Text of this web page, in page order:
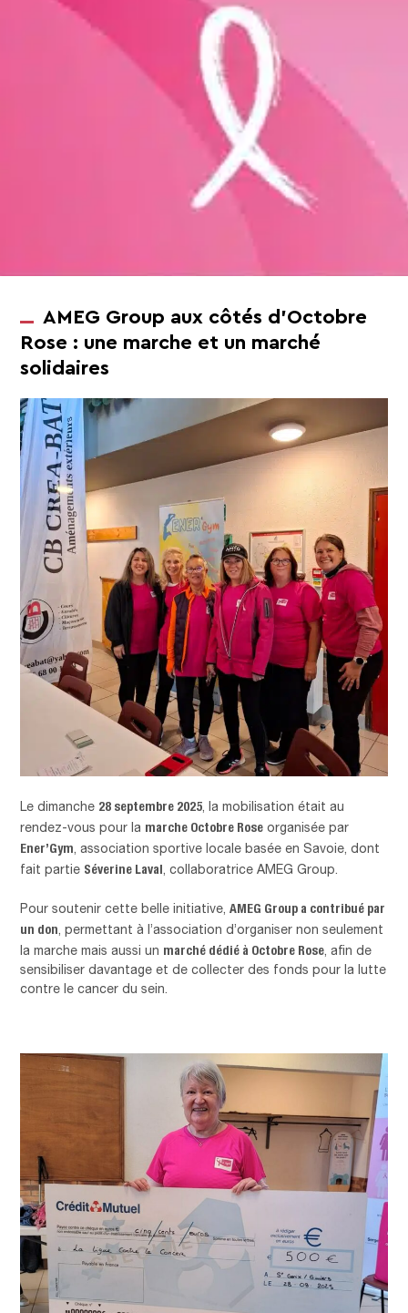
AMEG Group aux côtés d’Octobre
Rose : une marche et un marché
solidaires
Le dimanche 28 septembre 2025 , la mobilisation était au
rendez-vous pour la marche Octobre Rose organisée par
Ener’Gym , association sportive locale basée en Savoie, dont
fait partie Séverine Laval , collaboratrice AMEG Group.
Pour soutenir cette belle initiative,AMEG Group a contribué par
un don , permettant à l’association d’organiser non seulement
la marche mais aussi un marché dédié à Octobre Rose , afin de
sensibiliser davantage et de collecter des fonds pour la lutte
contre le cancer du sein.